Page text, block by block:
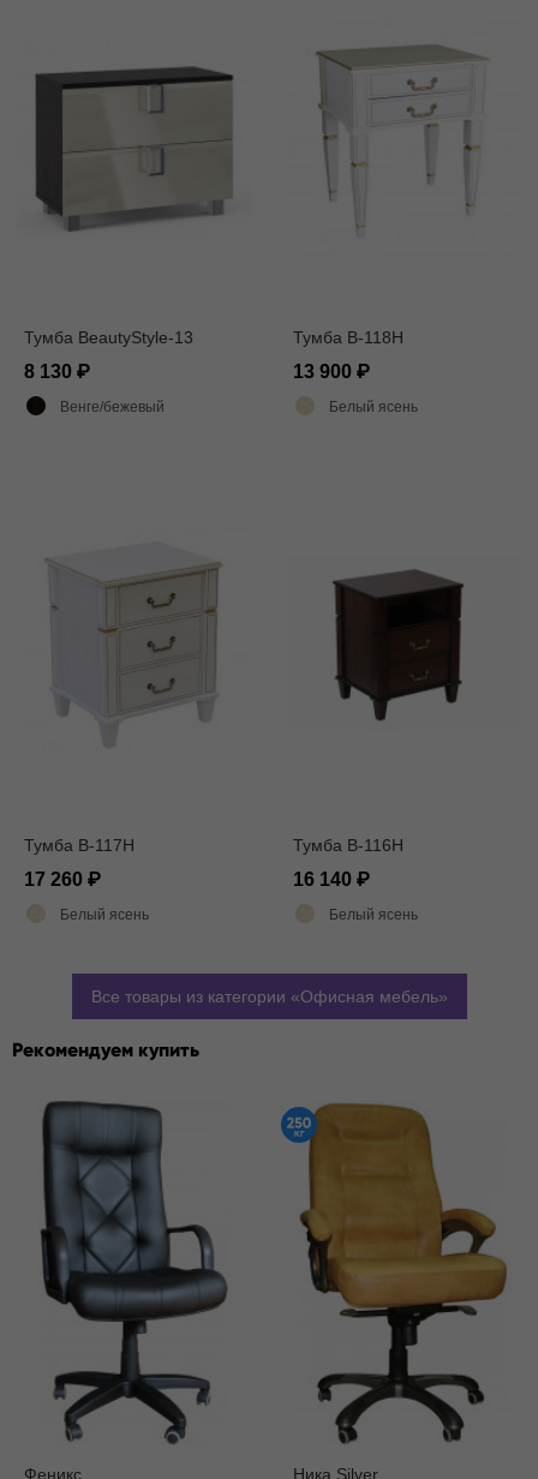
Тумба BeautyStyle-13
8 130
Венге/бежевый
Тумба В-118Н
13 900
Белый ясень
Тумба В-117Н
17 260
Белый ясень
Тумба В-116Н
16 140
Белый ясень
Все товары из категории Офисная мебель
Рекомендуем купить
Феникс Ника Silver